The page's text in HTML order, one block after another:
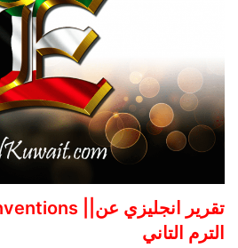
الترم التاني